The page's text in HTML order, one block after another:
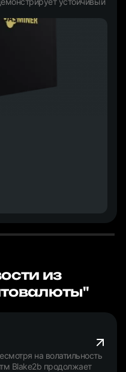
из
на волатильность
Blake2b продолжает